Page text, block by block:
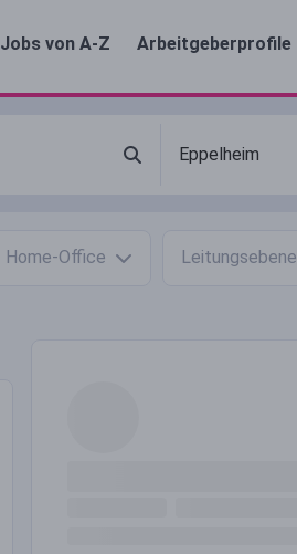
Jobs von A-Z Arbeitgeberprofile
Home-Office Leitungsebene